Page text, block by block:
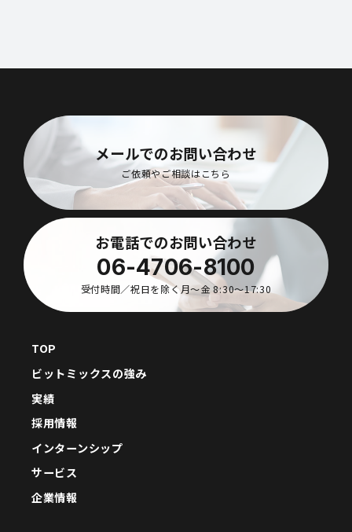
メールでのお問い合わせ
ご依頼やご相談はこちら
お電話でのお問い合わせ
06-4706-8100
受付時間／祝日を除く月〜金 8:30〜17:30
TOP
ビットミックスの強み
実績
採用情報
インターンシップ
サービス
企業情報